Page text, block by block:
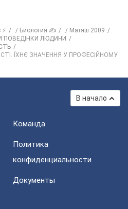
Биология ✍
Матяш 2009
ПОВЕДІНКИ ЛЮДИНИ
ЇХНЄ ЗНАЧЕННЯ У ПРОФЕСІЙНОМУ
В начало
Команда
Политика
конфиденциальности
Документы